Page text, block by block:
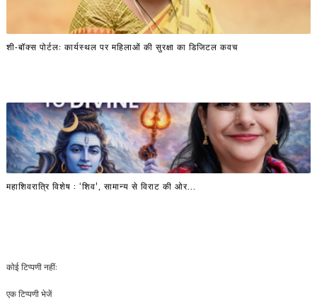
शी-बॉक्स पोर्टल: कार्यस्थल पर महिलाओं की सुरक्षा का डिजिटल कवच
महाशिवरात्रि विशेष : ‘शिव’, सामान्य से विराट की ओर...
कोई टिप्पणी नहीं:
एक टिप्पणी भेजें